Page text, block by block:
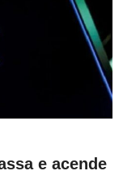
e acende